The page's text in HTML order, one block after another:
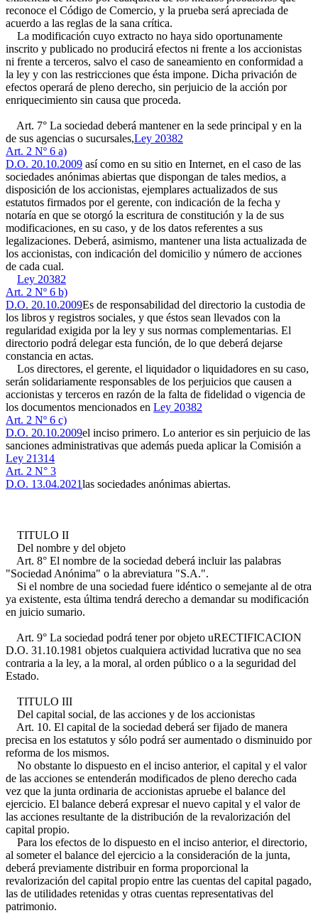
reconoce el Código de Comercio, y la prueba será apreciada de
acuerdo a las reglas de la sana crítica.
La modificación cuyo extracto no haya sido oportunamente
inscrito y publicado no producirá efectos ni frente a los accionistas
ni frente a terceros, salvo el caso de saneamiento en conformidad a
la ley y con las restricciones que ésta impone. Dicha privación de
efectos operará de pleno derecho, sin perjuicio de la acción por
enriquecimiento sin causa que proceda.
Art. 7° La sociedad deberá mantener en la sede principal y en la
de sus agencias o sucursales,Ley 20382
Art. 2 Nº 6 a)
D.O. 20.10.2009 así como en su sitio en Internet, en el caso de las
sociedades anónimas abiertas que dispongan de tales medios, a
disposición de los accionistas, ejemplares actualizados de sus
estatutos firmados por el gerente, con indicación de la fecha y
notaría en que se otorgó la escritura de constitución y la de sus
modificaciones, en su caso, y de los datos referentes a sus
legalizaciones. Deberá, asimismo, mantener una lista actualizada de
los accionistas, con indicación del domicilio y número de acciones
de cada cual.
Ley 20382
Art. 2 Nº 6 b)
D.O. 20.10.2009Es de responsabilidad del directorio la custodia de
los libros y registros sociales, y que éstos sean llevados con la
regularidad exigida por la ley y sus normas complementarias. El
directorio podrá delegar esta función, de lo que deberá dejarse
constancia en actas.
Los directores, el gerente, el liquidador o liquidadores en su caso,
serán solidariamente responsables de los perjuicios que causen a
accionistas y terceros en razón de la falta de fidelidad o vigencia de
los documentos mencionados en Ley 20382
Art. 2 Nº 6 c)
D.O. 20.10.2009el inciso primero. Lo anterior es sin perjuicio de las
sanciones administrativas que además pueda aplicar la Comisión a
Ley 21314
Art. 2 N° 3
D.O. 13.04.2021las sociedades anónimas abiertas.
TITULO II
Del nombre y del objeto
Art. 8° El nombre de la sociedad deberá incluir las palabras
"Sociedad Anónima" o la abreviatura "S.A.".
Si el nombre de una sociedad fuere idéntico o semejante al de otra
ya existente, esta última tendrá derecho a demandar su modificación
en juicio sumario.
Art. 9° La sociedad podrá tener por objeto uRECTIFICACION
D.O. 31.10.1981 objetos cualquiera actividad lucrativa que no sea
contraria a la ley, a la moral, al orden público o a la seguridad del
Estado.
TITULO III
Del capital social, de las acciones y de los accionistas
Art. 10. El capital de la sociedad deberá ser fijado de manera
precisa en los estatutos y sólo podrá ser aumentado o disminuido por
reforma de los mismos.
No obstante lo dispuesto en el inciso anterior, el capital y el valor
de las acciones se entenderán modificados de pleno derecho cada
vez que la junta ordinaria de accionistas apruebe el balance del
ejercicio. El balance deberá expresar el nuevo capital y el valor de
las acciones resultante de la distribución de la revalorización del
capital propio.
Para los efectos de lo dispuesto en el inciso anterior, el directorio,
al someter el balance del ejercicio a la consideración de la junta,
deberá previamente distribuir en forma proporcional la
revalorización del capital propio entre las cuentas del capital pagado,
las de utilidades retenidas y otras cuentas representativas del
patrimonio.